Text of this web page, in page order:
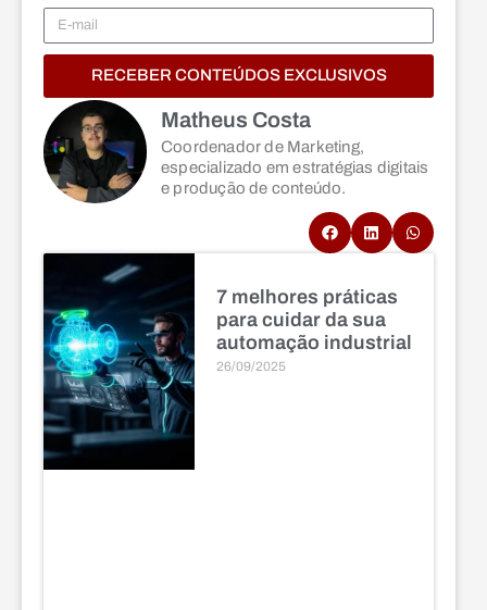
RECEBER CONTEÚDOS EXCLUSIVOS
Matheus Costa
Coordenador de Marketing,
especializado em estratégias digitais
e produção de conteúdo.
7 melhores práticas
para cuidar da sua
automação industrial
26/09/2025